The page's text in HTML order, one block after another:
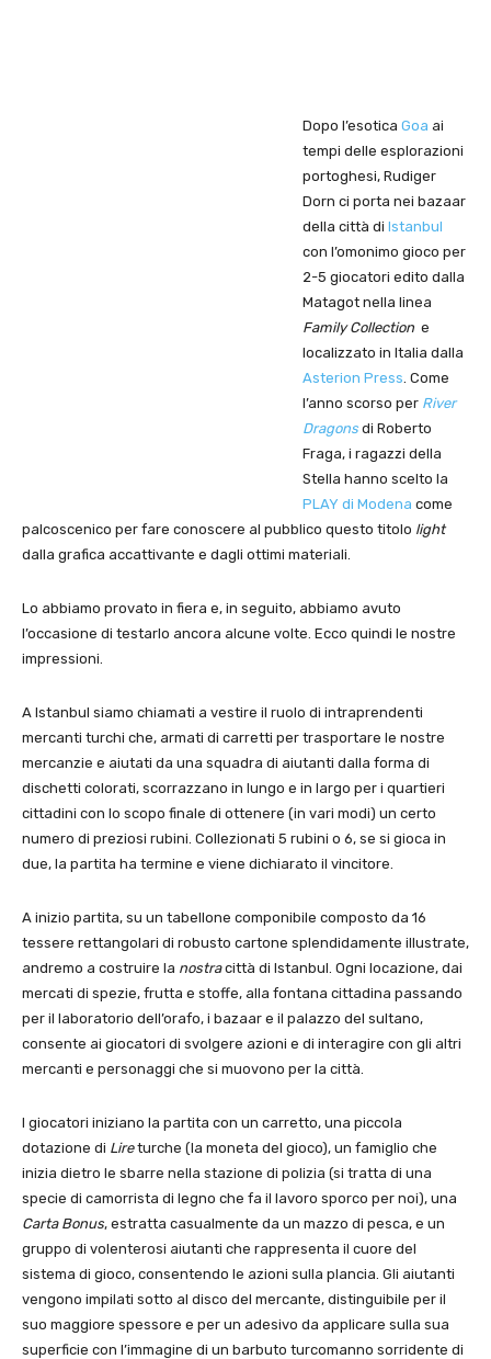
Dopo l’esotica Goa ai
tempi delle esplorazioni
portoghesi, Rudiger
Dorn ci porta nei bazaar
della città di Istanbul
con l’omonimo gioco per
2-5 giocatori edito dalla
Matagot nella linea
Family Collection e
localizzato in Italia dalla
Asterion Press . Come
l’anno scorso per River
Dragons di Roberto
Fraga, i ragazzi della
Stella hanno scelto la
PLAY di Modena come
palcoscenico per fare conoscere al pubblico questo titolo light
dalla grafica accattivante e dagli ottimi materiali.
Lo abbiamo provato in fiera e, in seguito, abbiamo avuto
l’occasione di testarlo ancora alcune volte. Ecco quindi le nostre
impressioni.
A Istanbul siamo chiamati a vestire il ruolo di intraprendenti
mercanti turchi che, armati di carretti per trasportare le nostre
mercanzie e aiutati da una squadra di aiutanti dalla forma di
dischetti colorati, scorrazzano in lungo e in largo per i quartieri
cittadini con lo scopo finale di ottenere (in vari modi) un certo
numero di preziosi rubini. Collezionati 5 rubini o 6, se si gioca in
due, la partita ha termine e viene dichiarato il vincitore.
A inizio partita, su un tabellone componibile composto da 16
tessere rettangolari di robusto cartone splendidamente illustrate,
andremo a costruire la nostracittà di Istanbul. Ogni locazione, dai
mercati di spezie, frutta e stoffe, alla fontana cittadina passando
per il laboratorio dell’orafo, i bazaar e il palazzo del sultano,
consente ai giocatori di svolgere azioni e di interagire con gli altri
mercanti e personaggi che si muovono per la città.
I giocatori iniziano la partita con un carretto, una piccola
dotazione di Lireturche (la moneta del gioco), un famiglio che
inizia dietro le sbarre nella stazione di polizia (si tratta di una
specie di camorrista di legno che fa il lavoro sporco per noi), una
Carta Bonus, estratta casualmente da un mazzo di pesca, e un
gruppo di volenterosi aiutanti che rappresenta il cuore del
sistema di gioco, consentendo le azioni sulla plancia. Gli aiutanti
vengono impilati sotto al disco del mercante, distinguibile per il
suo maggiore spessore e per un adesivo da applicare sulla sua
superficie con l’immagine di un barbuto turcomanno sorridente di